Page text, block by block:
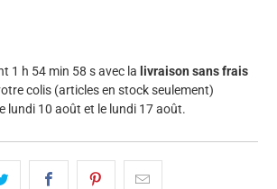
1 h 54 min 57 savec la livraison sans frais
colis (articles en stock seulement)
lundi 10 août et le lundi 17 août.